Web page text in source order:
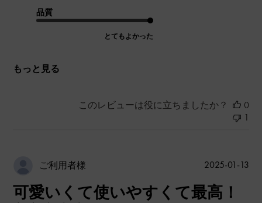
品質
とてもよかった
もっと見る
このレビューは役に立ちましたか？
0
1
ご利用者様
可愛いくて使いやすくて最高！
公
2025-01-13